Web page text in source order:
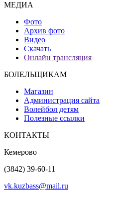
МЕДИА
Фото
Архив фото
Видео
Скачать
Онлайн трансляция
БОЛЕЛЬЩИКАМ
Магазин
Администрация сайта
Волейбол детям
Полезные ссылки
КОНТАКТЫ
Кемерово
(3842) 39-60-11
vk.kuzbass@mail.ru